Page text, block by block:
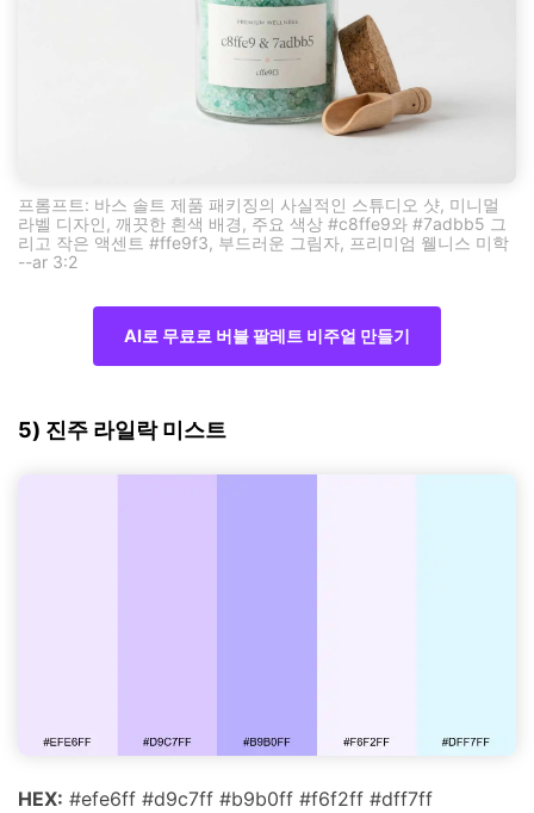
프롬프트: 바스 솔트 제품 패키징의 사실적인 스튜디오 샷, 미니멀
라벨 디자인, 깨끗한 흰색 배경, 주요 색상 #c8ffe9와 #7adbb5 그
리고 작은 액센트 #ffe9f3, 부드러운 그림자, 프리미엄 웰니스 미학
--ar 3:2
AI로 무료로 버블 팔레트 비주얼 만들기
5) 진주 라일락 미스트
HEX: #efe6ff #d9c7ff #b9b0ff #f6f2ff #dff7ff